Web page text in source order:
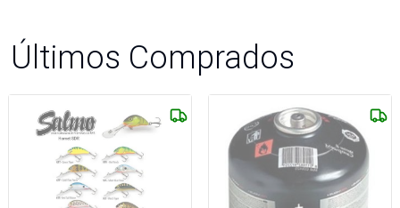
Últimos Comprados